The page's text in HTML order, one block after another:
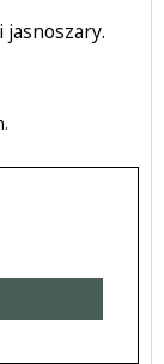
jasnoszary.